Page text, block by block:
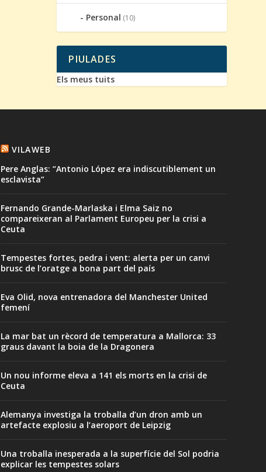
Personal (10)
PIULADES
Els meus tuits
VILAWEB
Pere Anglas: “Antonio López era indiscutiblement un
esclavista”
Fernando Grande-Marlaska i Elma Saiz no
compareixeran al Parlament Europeu per la crisi a
Ceuta
Tempestes fortes, pedra i vent: alerta per un canvi
brusc de l’oratge a bona part del país
Eva Olid, nova entrenadora del Manchester United
femení
La mar bat un rècord de temperatura a Mallorca: 33
graus davant la boia de la Dragonera
Un nou informe eleva a 141 els morts en la crisi de
Ceuta
Alemanya investiga la troballa d’un dron amb un
artefacte explosiu a l’aeroport de Leipzig
Una troballa inesperada a la superfície del Sol podria
explicar les tempestes solars